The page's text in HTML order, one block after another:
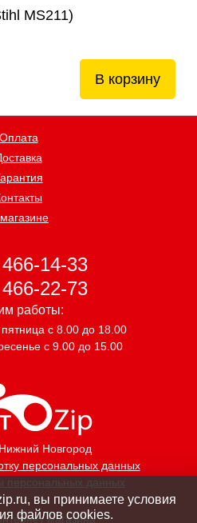
MS211)
В корзину
Новгород
персональных данных
персональных данных
Оплата
14-33
22-73
работы:
с 8.00 до 18.00
с 9.00 до 15.00
магазина
вы принимаете условия
файлов cookies.